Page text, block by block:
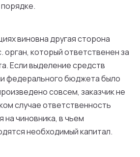
порядке.
виновнадругаясторона
орган, которыйответствененза
.Есливыделениесредств
федеральногобюджетабыло
совсем, заказчикне
случаеответственность
начиновника, вчьем
необходимыйкапитал.